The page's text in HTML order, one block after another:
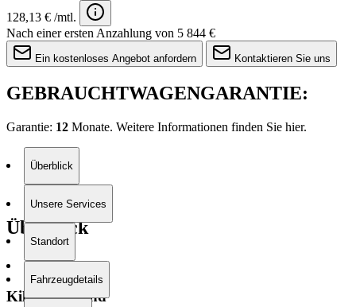
128,13 € /mtl.
Nach einer ersten Anzahlung von 5 844 €
Ein kostenloses Angebot anfordern Kontaktieren Sie uns
GEBRAUCHTWAGENGARANTIE:
Garantie: 12 Monate. Weitere Informationen finden Sie hier.
Überblick
Unsere Services
Standort
Fahrzeugdetails
Überblick
Kilometerstand